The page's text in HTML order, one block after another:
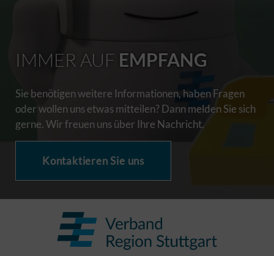
IMMER AUF EMPFANG
Sie benötigen weitere Informationen, haben Fragen
oder wollen uns etwas mitteilen? Dann melden Sie sich
gerne. Wir freuen uns über Ihre Nachricht.
Kontaktieren Sie uns